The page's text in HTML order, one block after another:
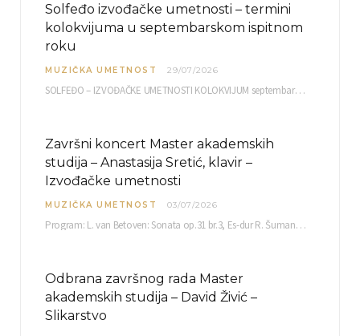
Solfeđo izvođačke umetnosti – termini
kolokvijuma u septembarskom ispitnom
roku
MUZIČKA UMETNOST 29/07/2026
SOLFEĐO – IZVOĐAČKE UMETNOSTI KOLOKVIJUM septembarski ispitni rok četvrtak, 03.09.2026. uč. br. 12 PISMENI…
Završni koncert Master akademskih
studija – Anastasija Sretić, klavir –
Izvođačke umetnosti
MUZIČKA UMETNOST 03/07/2026
Program: L. van Betoven: Sonata op.31 br.3, Es-dur R. Šuman: Bečki karneval op.26 K. Debisi:…
Odbrana završnog rada Master
akademskih studija – David Živić –
Slikarstvo